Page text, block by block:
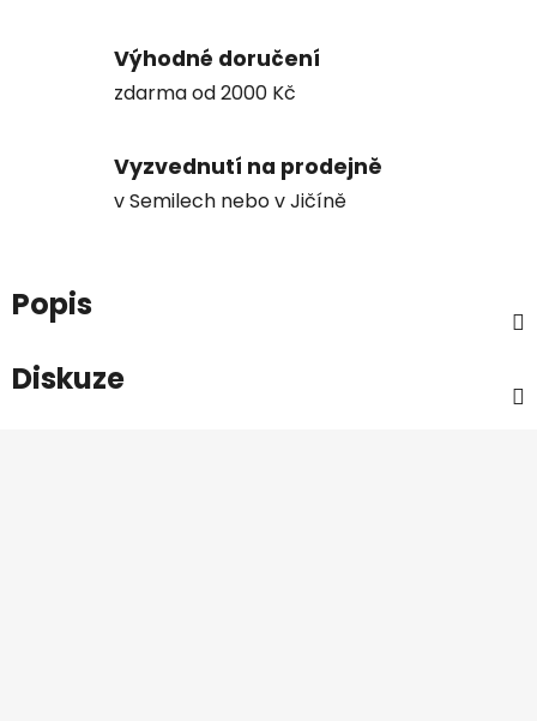
Výhodné doručení
zdarma od 2000 Kč
Vyzvednutí na prodejně
v Semilech nebo v Jičíně
Popis
Diskuze